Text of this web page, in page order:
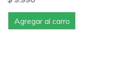
Agregar al carro